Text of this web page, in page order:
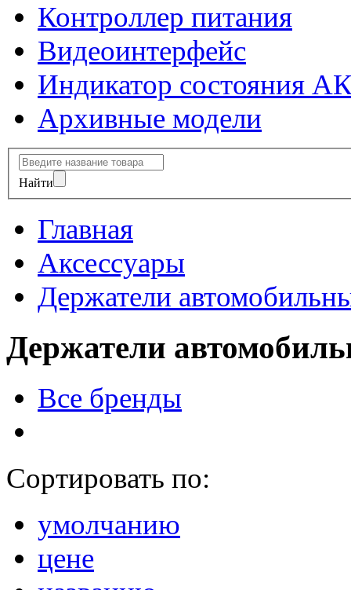
Контроллер питания
Видеоинтерфейс
Индикатор состояния
Архивные модели
Найти
Главная
Аксессуары
Держатели
Держатели
Все бренды
Сортировать по:
умолчанию
цене